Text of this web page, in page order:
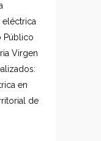
eléctrica
Público
Virgen
en
de